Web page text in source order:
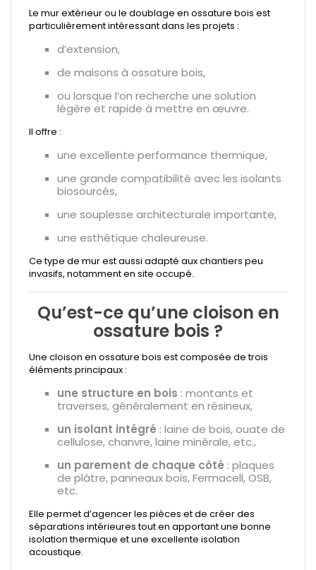
Le mur extérieur ou le doublage en ossature bois est
particulièrement intéressant dans les projets :
d’extension,
de maisons à ossature bois,
ou lorsque l’on recherche une solution
légère et rapide à mettre en œuvre.
Il offre :
une excellente performance thermique,
une grande compatibilité avec les isolants
biosourcés,
une souplesse architecturale importante,
une esthétique chaleureuse.
Ce type de mur est aussi adapté aux chantiers peu
invasifs, notamment en site occupé.
Qu’est-ce qu’une cloison en
ossature bois ?
Une cloison en ossature bois est composée de trois
éléments principaux :
une structure en bois : montants et
traverses, généralement en résineux,
un isolant intégré : laine de bois, ouate de
cellulose, chanvre, laine minérale, etc.,
un parement de chaque côté : plaques
de plâtre, panneaux bois, Fermacell, OSB,
etc.
Elle permet d’agencer les pièces et de créer des
séparations intérieures tout en apportant une bonne
isolation thermique et une excellente isolation
acoustique.